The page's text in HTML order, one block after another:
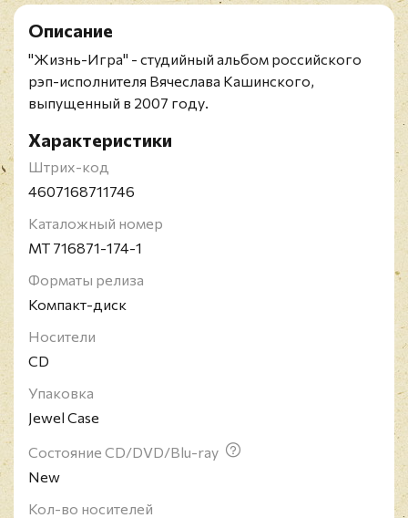
Описание
"Жизнь-Игра" - студийный альбом российского
рэп-исполнителя Вячеслава Кашинского,
выпущенный в 2007 году.
Характеристики
Штрих-код
4607168711746
Каталожный номер
MT 716871-174-1
Форматы релиза
Компакт-диск
Носители
CD
Упаковка
Jewel Case
Состояние CD/DVD/Blu-ray
New
Кол-во носителей